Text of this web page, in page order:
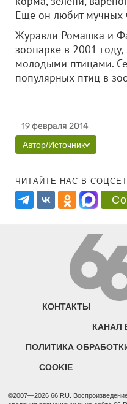
Еще он любит мучных
Журавли Ромашка и
зоопарке в 2001
молодыми птицами.
популярных птиц в
19 февраля 2014
Автор/Источник
ЧИТАЙТЕ НАС В
КОНТАКТЫ
КАНАЛ
ПОЛИТИКА
COOKIE
©2007—2026 66.RU.